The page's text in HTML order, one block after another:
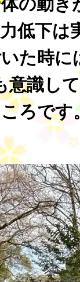
低下は
た時に
意識し
ろです